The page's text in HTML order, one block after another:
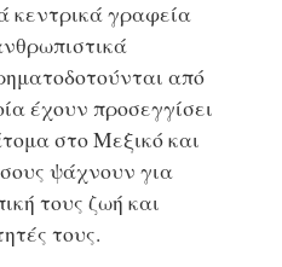
κεντρικά γραφεία
από
έχουν προσεγγίσει
στο Μεξικό και
ψάχνουν για
τους ζωή και
τους.